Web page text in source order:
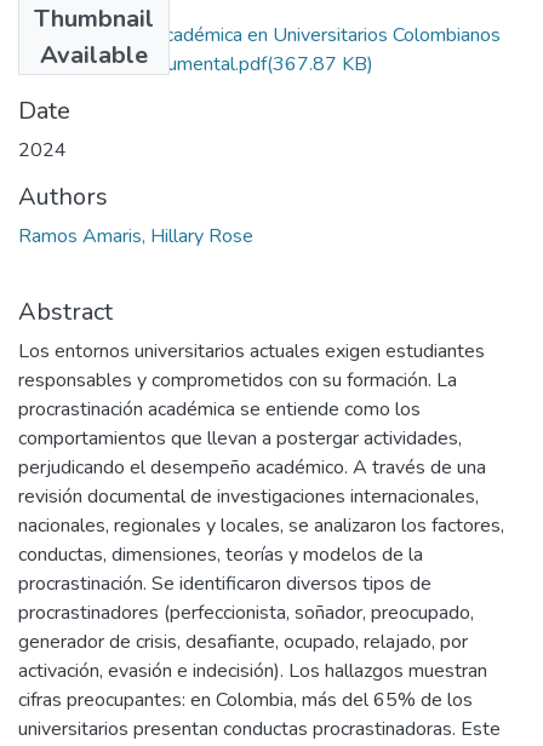
Thumbnail
Available
Procrastinación Académica en Universitarios Colombianos
Una Revisión Documental.pdf(367.87 KB)
Date
2024
Authors
Ramos Amaris, Hillary Rose
Abstract
Los entornos universitarios actuales exigen estudiantes
responsables y comprometidos con su formación. La
procrastinación académica se entiende como los
comportamientos que llevan a postergar actividades,
perjudicando el desempeño académico. A través de una
revisión documental de investigaciones internacionales,
nacionales, regionales y locales, se analizaron los factores,
conductas, dimensiones, teorías y modelos de la
procrastinación. Se identificaron diversos tipos de
procrastinadores (perfeccionista, soñador, preocupado,
generador de crisis, desafiante, ocupado, relajado, por
activación, evasión e indecisión). Los hallazgos muestran
cifras preocupantes: en Colombia, más del 65% de los
universitarios presentan conductas procrastinadoras. Este